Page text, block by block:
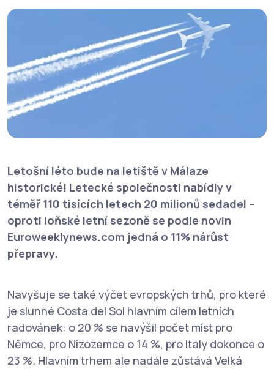
Letošní léto bude na letiště v Málaze
historické! Letecké společnosti nabídly v
téměř 110 tisících letech 20 milionů sedadel –
oproti loňské letní sezoně se podle novin
Euroweeklynews.com jedná o 11% nárůst
přepravy.
Navyšuje se také výčet evropských trhů, pro které
je slunné Costa del Sol hlavním cílem letních
radovánek: o 20 % se navýšil počet míst pro
Němce, pro Nizozemce o 14 %, pro Italy dokonce o
23 %. Hlavním trhem ale nadále zůstává Velká